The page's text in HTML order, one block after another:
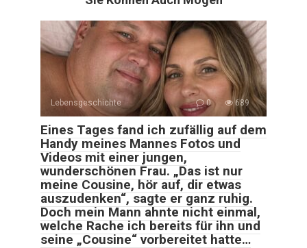
Lebensgeschichte 0 689
Eines Tages fand ich zufällig auf dem
Handy meines Mannes Fotos und
Videos mit einer jungen,
wunderschönen Frau. „Das ist nur
meine Cousine, hör auf, dir etwas
auszudenken“, sagte er ganz ruhig.
Doch mein Mann ahnte nicht einmal,
welche Rache ich bereits für ihn und
seine „Cousine“ vorbereitet hatte…